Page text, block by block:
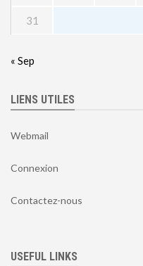
31
« Sep
LIENS UTILES
Webmail
Connexion
Contactez-nous
USEFUL LINKS